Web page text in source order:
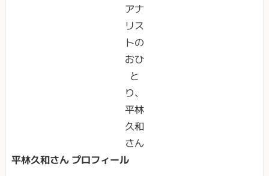
アナ
リス
トの
おひ
と
り、
平林
久和
さん
平林久和さん プロフィール